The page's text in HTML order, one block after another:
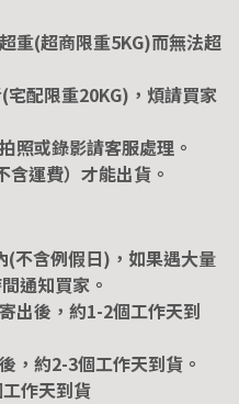
重(超商限重5KG)而無法超
配限重20KG)，煩請買家
照或錄影請客服處理。
運費）才能出貨。
不含例假日)，如果遇大量
通知買家。
出後，約1-2個工作天到
，約2-3個工作天到貨。
作天到貨